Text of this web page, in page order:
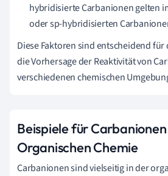
hybridisierte Carbanionen gelten
oder sp-hybridisierten
Diese Faktoren sind entscheidend für
die Vorhersage der Reaktivität von
verschiedenen chemischen
Beispiele für
Organischen Chemie
Carbanionen sind vielseitig in der